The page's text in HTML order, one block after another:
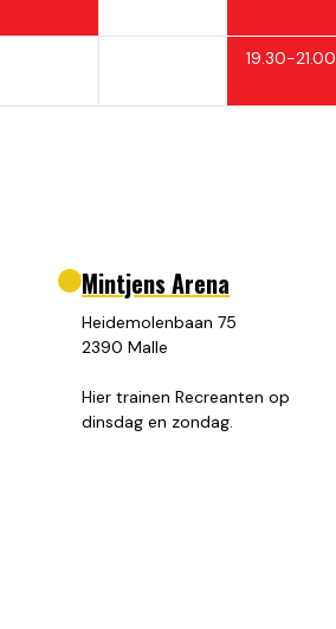
19.30-21.00
Mintjens Arena
Heidemolenbaan 75
2390 Malle
Hier trainen Recreanten op
dinsdag en zondag.